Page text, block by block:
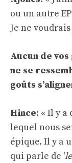
ou un autre
Je ne
Aucun de
ne se
goûts
Hince: « Il y a
lequel nous
épique. Il y a
qui parle de '